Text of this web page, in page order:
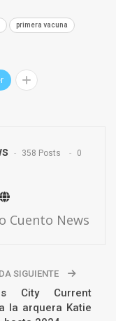
primera vacuna
358 Posts 0
Cuento News
SIGUIENTE
City Current
la arquera Katie